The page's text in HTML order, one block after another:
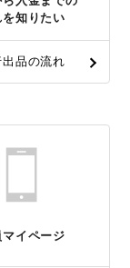
を知りたい
出品の流れ
マイページ